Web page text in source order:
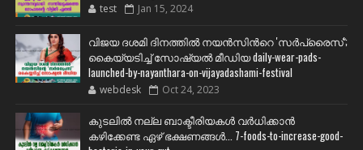
test Jan 15, 2024
വിജയ ദശമി ദിനത്തില്‍ നയന്‍സിന്‍റെ 'സര്‍പ്രൈസ്';
കൈയ്യടിച്ച് സോഷ്യല്‍ മീഡിയ daily-wear-pads-
launched-by-nayanthara-on-vijayadashami-festival
webdesk Oct 24, 2023
കുടലിൽ നല്ല ബാക്ടീരിയകൾ വര്‍ധിക്കാന്‍
കഴിക്കേണ്ട ഏഴ് ഭക്ഷണങ്ങള്‍... 7-foods-to-increase-good-